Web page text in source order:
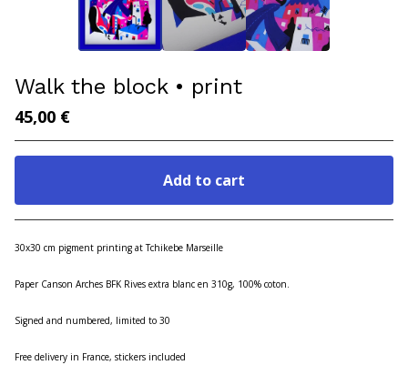
Walk the block • print
45,00 €
Add to cart
30x30 cm pigment printing at Tchikebe Marseille
Paper Canson Arches BFK Rives extra blanc en 310g, 100% coton.
Signed and numbered, limited to 30
Free delivery in France, stickers included